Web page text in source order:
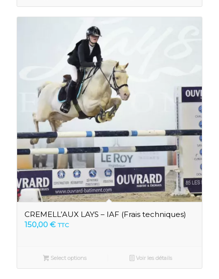
CREMELL’AUX LAYS – IAF (Frais techniques)
150,00 € TTC
Select options Voir les détails